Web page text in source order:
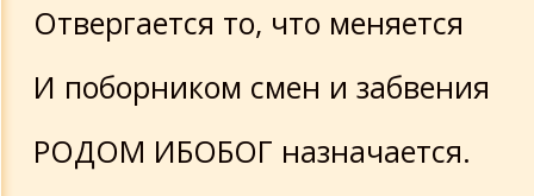
Отвергается то, что меняется
И поборником смен и забвения
РОДОМ ИБОБОГ назначается.